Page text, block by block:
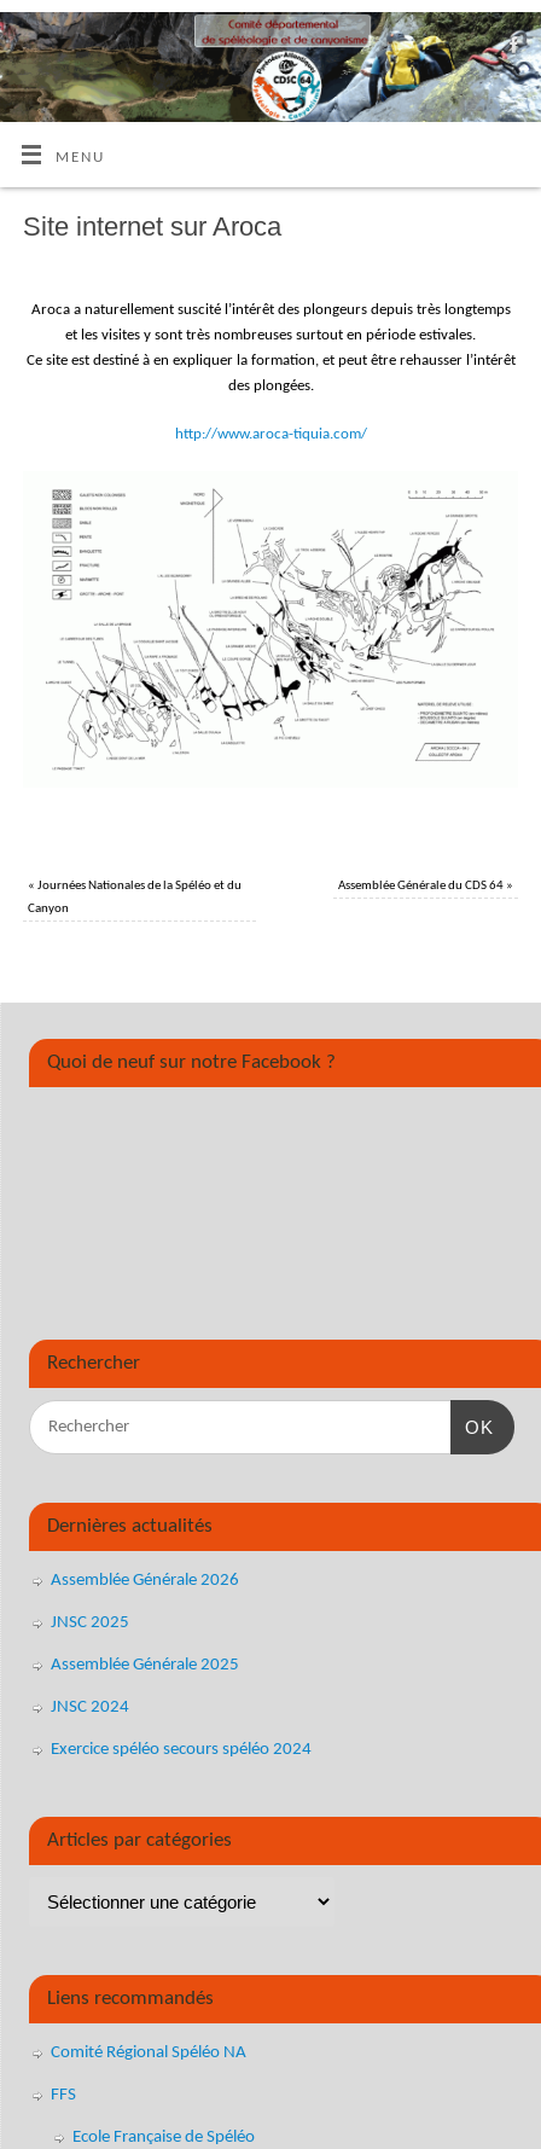
MENU
Site internet sur Aroca
Aroca a naturellement suscité l’intérêt des plongeurs depuis très longtemps
et les visites y sont très nombreuses surtout en période estivales.
Ce site est destiné à en expliquer la formation, et peut être rehausser l’intérêt
des plongées.
http://www.aroca-tiquia.com/
« Journées Nationales de la Spéléo et du
Canyon
Assemblée Générale du CDS 64 »
Quoi de neuf sur notre Facebook ?
Rechercher
OK
Dernières actualités
Assemblée Générale 2026
JNSC 2025
Assemblée Générale 2025
JNSC 2024
Exercice spéléo secours spéléo 2024
Articles par catégories
Liens recommandés
Comité Régional Spéléo NA
FFS
Ecole Française de Spéléo